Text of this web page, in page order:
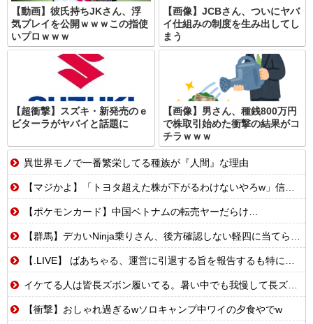
【動画】彼氏持ちJKさん、浮
気プレイを公開ｗｗｗこの指使
いプロｗｗｗ
【画像】JCBさん、ついにヤバ
イ仕組みの制度を生み出してし
まう
【超衝撃】スズキ・新発売のｅ
ビターラがヤバイと話題に
【画像】男さん、種銭800万円
で株取引始めた衝撃の結果がコ
チラｗｗｗ
異世界モノで一番繁栄してる種族が『人間』な理由
【マジかよ】「トヨタ超えた株が下がるわけないやろw」信用全力でキオクシア買った男たちの末路まとめwww
【ポケモンカード】中国ベトナムの転売ヤーだらけ…
【群馬】デカいNinja乗りさん、後方確認しない軽四に当てられてしまう。
【.LIVE】 ばあちゃる、運営に引退する旨を報告するも特に引き留められなかった
イケてる人は皆長ズボン履いてる。暑い中でも我慢して長ズボン履いてる。半ズボンはモテ無い。厳しいって
【衝撃】おしゃれ過ぎるwソロキャンプ中ワイの夕食やでw